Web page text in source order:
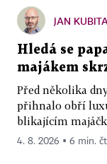
JAN
Hledá se
majákem
Před několika
přihnalo obří
blikajícím
4. 8. 2026 ▪ 6 min.